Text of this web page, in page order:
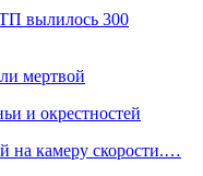
вылилось 300
мертвой
и окрестностей
на камеру скорости.…